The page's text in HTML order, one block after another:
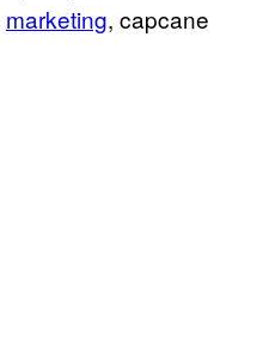
marketing, capcane